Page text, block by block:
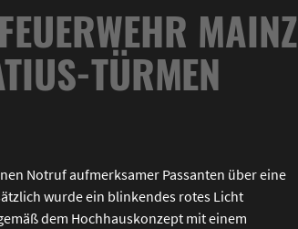
MAINZ
TÜRMEN
Notruf aufmerksamer Passanten über eine
wurde ein blinkendes rotes Licht
dem Hochhauskonzept mit einem